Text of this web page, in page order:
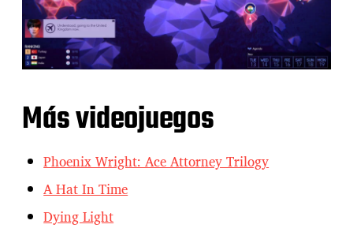
Más videojuegos
Phoenix Wright: Ace Attorney Trilogy
A Hat In Time
Dying Light